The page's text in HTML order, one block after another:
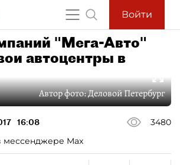
Войти
"Мега-Авто"
автоцентры в
Автор фото:Деловой Петербург
16:08
3480
мессенджере Max